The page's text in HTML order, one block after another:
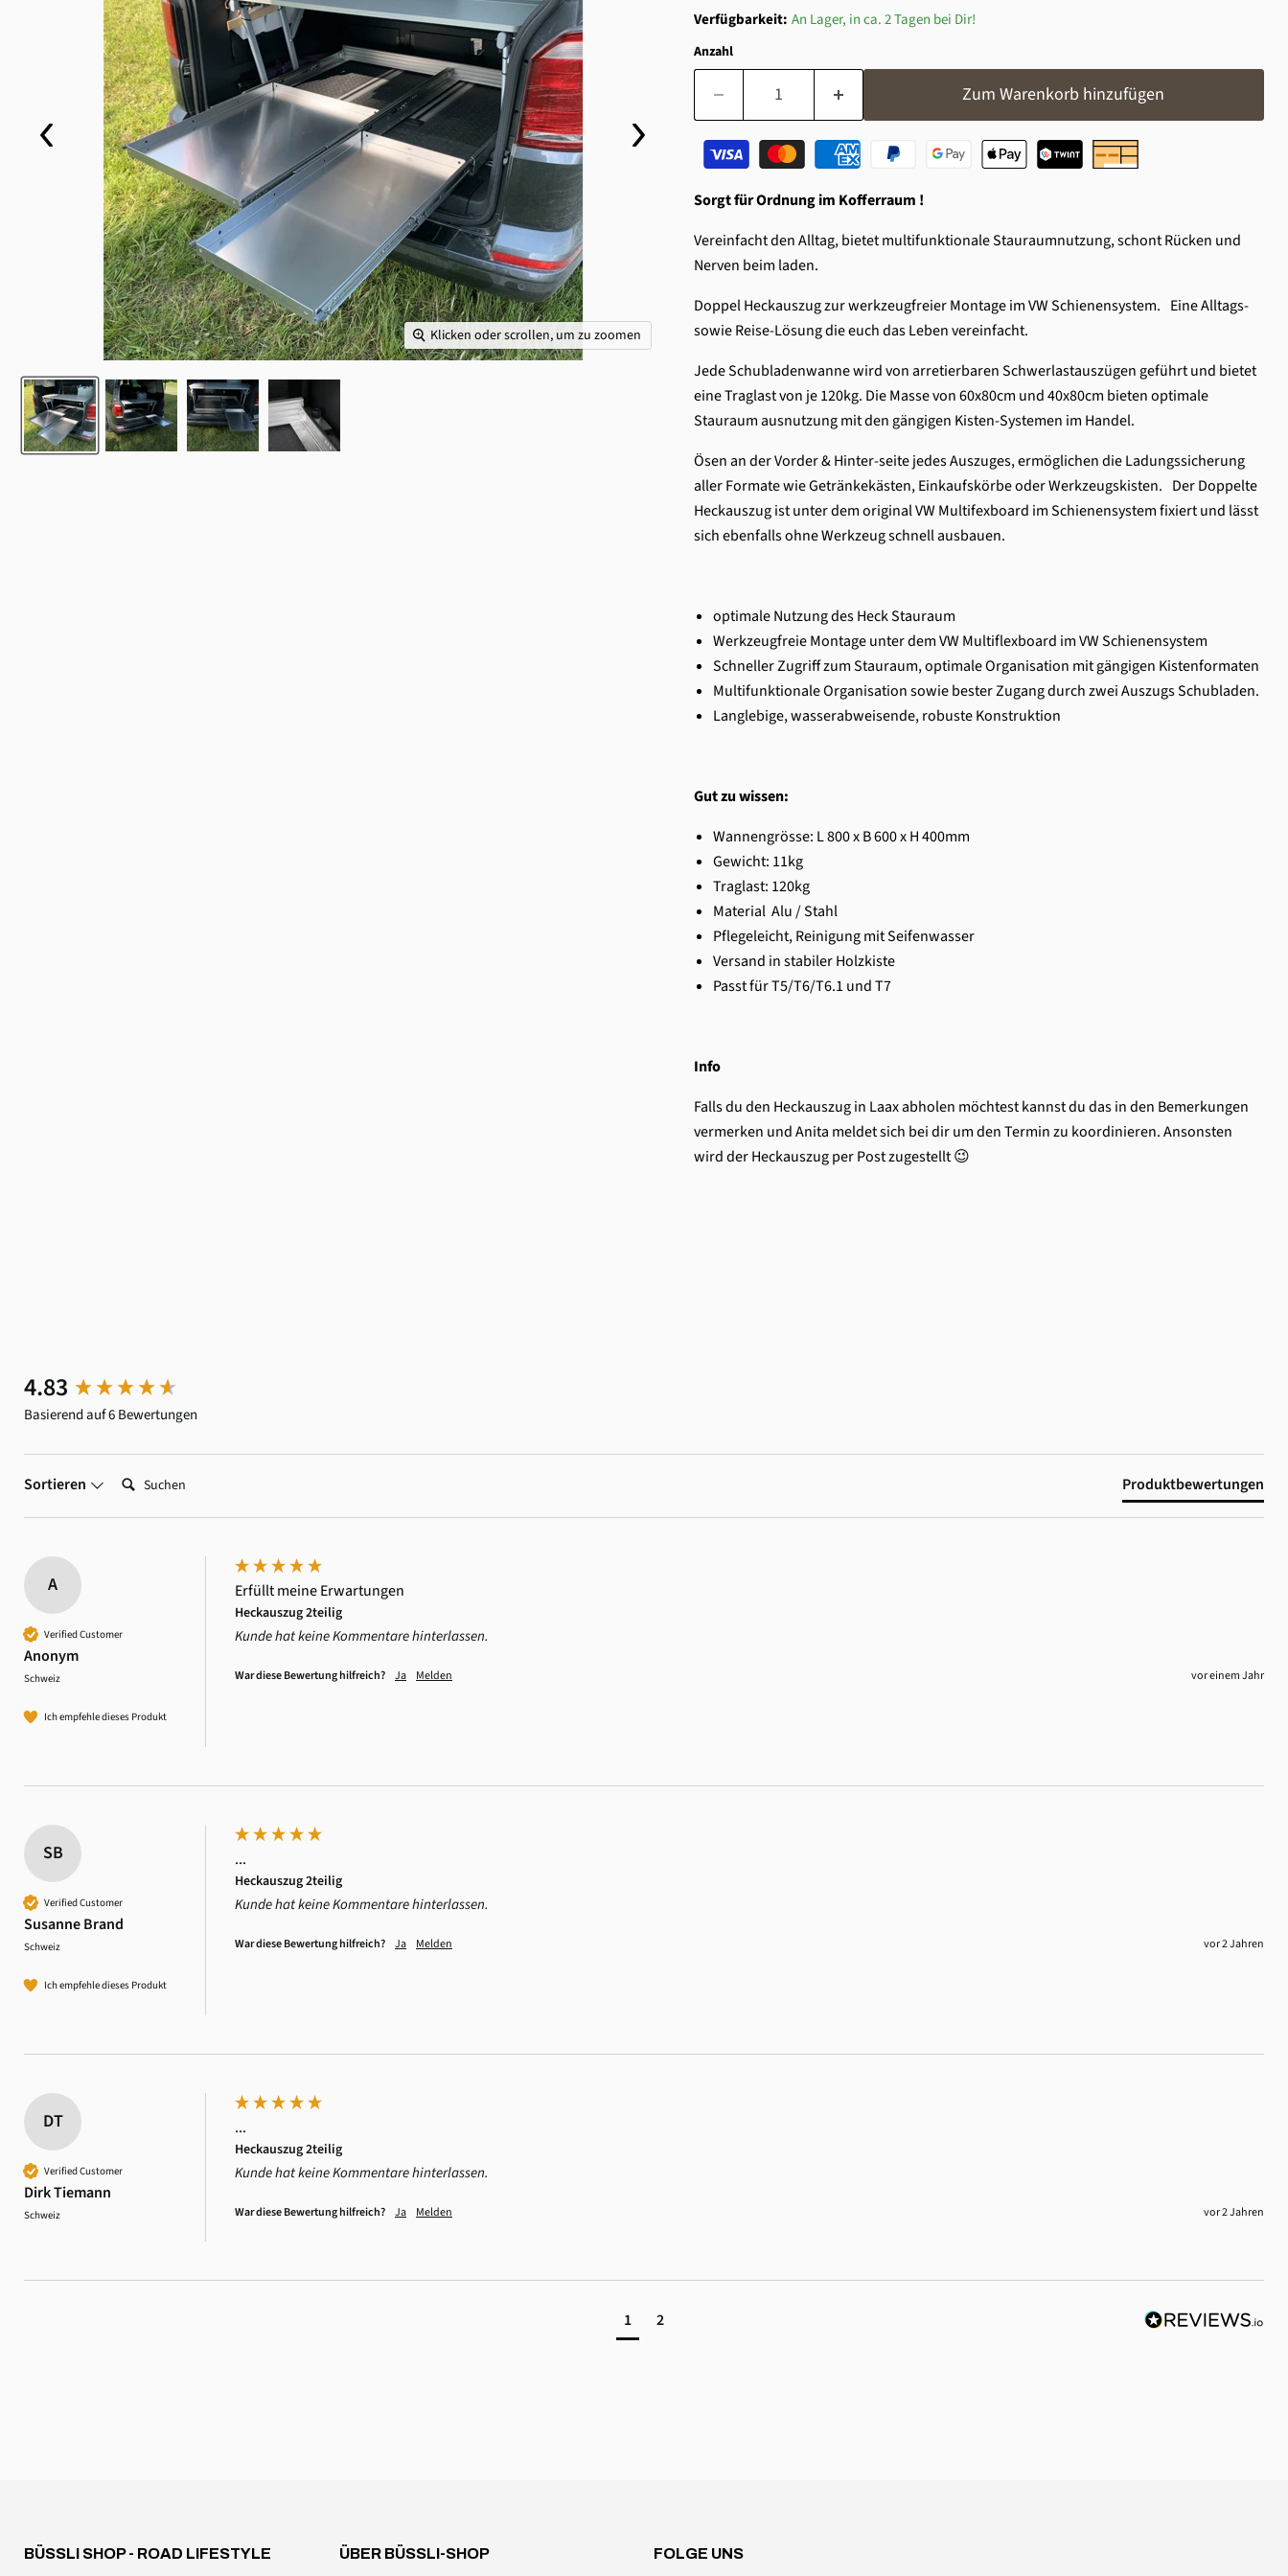
Klicken oder scrollen, um zu zoomen
Verfügbarkeit: An Lager, in ca. 2 Tagen bei Dir!
Anzahl
Zum Warenkorb hinzufügen
Sorgt für Ordnung im Kofferraum !
Vereinfacht den Alltag, bietet multifunktionale Stauraumnutzung, schont Rücken und
Nerven beim laden.
Doppel Heckauszug zur werkzeugfreier Montage im VW Schienensystem. Eine Alltags-
sowie Reise-Lösung die euch das Leben vereinfacht.
Jede Schubladenwanne wird von arretierbaren Schwerlastauszügen geführt und bietet
eine Traglast von je 120kg. Die Masse von 60x80cm und 40x80cm bieten optimale
Stauraum ausnutzung mit den gängigen Kisten-Systemen im Handel.
Ösen an der Vorder & Hinter-seite jedes Auszuges, ermöglichen die Ladungssicherung
aller Formate wie Getränkekästen, Einkaufskörbe oder Werkzeugskisten. Der Doppelte
Heckauszug ist unter dem original VW Multifexboard im Schienensystem fixiert und lässt
sich ebenfalls ohne Werkzeug schnell ausbauen.
optimale Nutzung des Heck Stauraum
Werkzeugfreie Montage unter dem VW Multiflexboard im VW Schienensystem
Schneller Zugriff zum Stauraum, optimale Organisation mit gängigen Kistenformaten
Multifunktionale Organisation sowie bester Zugang durch zwei Auszugs Schubladen.
Langlebige, wasserabweisende, robuste Konstruktion
Gut zu wissen:
Wannengrösse: L 800 x B 600 x H 400mm
Gewicht: 11kg
Traglast: 120kg
Material Alu / Stahl
Pflegeleicht, Reinigung mit Seifenwasser
Versand in stabiler Holzkiste
Passt für T5/T6/T6.1 und T7
Info
Falls du den Heckauszug in Laax abholen möchtest kannst du das in den Bemerkungen
vermerken und Anita meldet sich bei dir um den Termin zu koordinieren. Ansonsten
wird der Heckauszug per Post zugestellt 😉
4.83
Basierend auf 6 Bewertungen
Sortieren Suchen: Produktbewertungen
A
Verified Customer
Anonym
Schweiz
Ich empfehle dieses Produkt
Erfüllt meine Erwartungen
Heckauszug 2teilig
Kunde hat keine Kommentare hinterlassen.
War diese Bewertung hilfreich? Ja Melden vor einem Jahr
SB
Verified Customer
Susanne Brand
Schweiz
Ich empfehle dieses Produkt
...
Heckauszug 2teilig
Kunde hat keine Kommentare hinterlassen.
War diese Bewertung hilfreich? Ja Melden vor 2 Jahren
DT
Verified Customer
Dirk Tiemann
Schweiz
...
Heckauszug 2teilig
Kunde hat keine Kommentare hinterlassen.
War diese Bewertung hilfreich? Ja Melden vor 2 Jahren
1 2
New content loaded
BÜSSLI SHOP - ROAD LIFESTYLE ÜBER BÜSSLI-SHOP FOLGE UNS
4,6Rating 3.518Bewertungen
Wie oft willt ihr mich denn noch fragen, ob ich einen
simplen Magnethaken bewerten will? Ich will und